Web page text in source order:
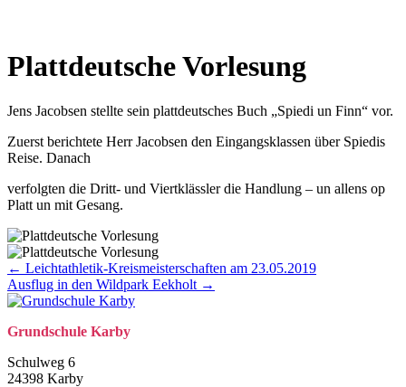
Plattdeutsche Vorlesung
Jens Jacobsen stellte sein plattdeutsches Buch „Spiedi un Finn“ vor.
Zuerst berichtete Herr Jacobsen den Eingangsklassen über Spiedis
Reise. Danach
verfolgten die Dritt- und Viertklässler die Handlung – un allens op
Platt un mit Gesang.
Posts
navigation
← Leichtathletik-Kreismeisterschaften am 23.05.2019
Ausflug in den Wildpark Eekholt →
Grund­schule Karby
Schulweg 6
24398 Karby